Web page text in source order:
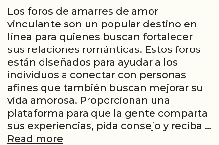
Los foros de amarres de amor
vinculante son un popular destino en
línea para quienes buscan fortalecer
sus relaciones románticas. Estos foros
están diseñados para ayudar a los
individuos a conectar con personas
afines que también buscan mejorar su
vida amorosa. Proporcionan una
plataforma para que la gente comparta
sus experiencias, pida consejo y reciba …
Read more